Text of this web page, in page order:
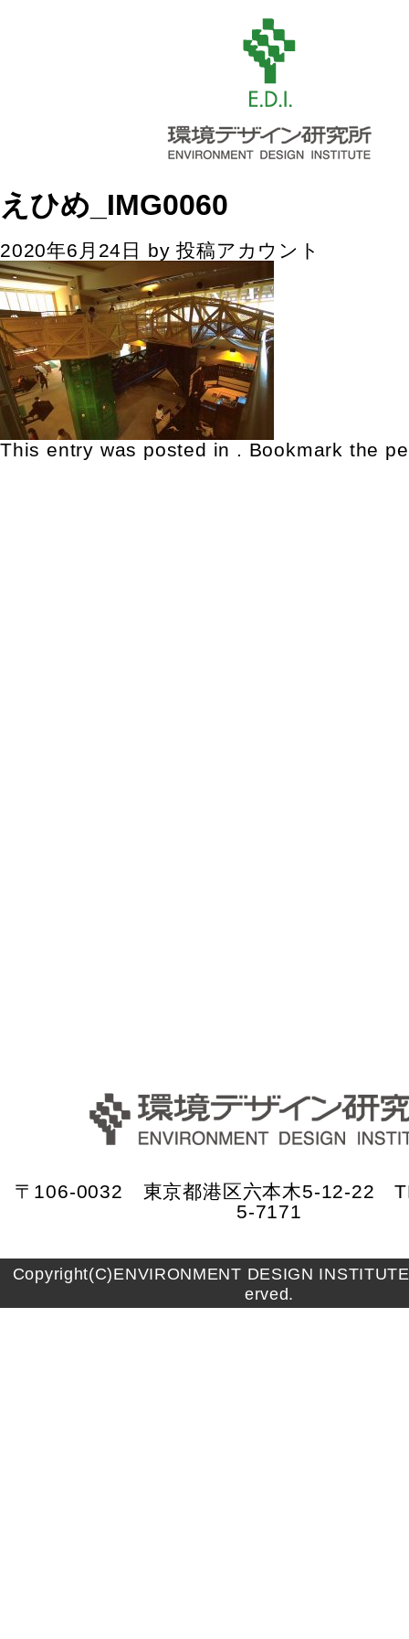
えひめ_IMG0060
2020年6月24日 by投稿アカウント
This entry was posted in . Bookmark the
〒106-0032 東京都港区六本木5-12-22
5-7171
Copyright(C)ENVIRONMENT DESIGN
erved.